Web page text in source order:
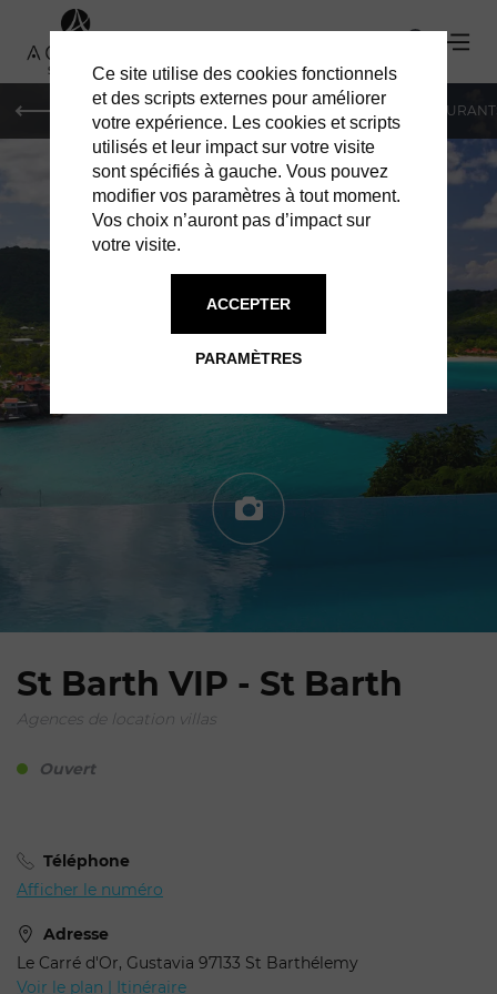
HOTELS VILLAS
ST BARTH VIP
St Barth VIP - St Barth
Agences de location villas
Ouvert
Téléphone
Afficher le numéro
Adresse
Le Carré d'Or, Gustavia 97133 St Barthélemy
Voir le plan | Itinéraire
réservation pour St Barth
Ce site utilise des cookies fonctionnels
et des scripts externes pour améliorer
votre expérience. Les cookies et scripts
utilisés et leur impact sur votre visite
sont spécifiés à gauche. Vous pouvez
modifier vos paramètres à tout moment.
Vos choix n’auront pas d’impact sur
votre visite.
PARAMÈTRES
ACCEPTER